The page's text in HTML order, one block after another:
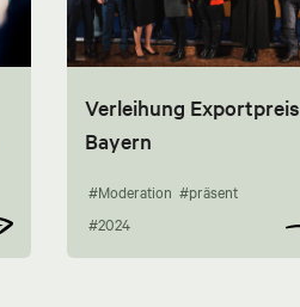
Verleihung Exportpreis
Bayern
#Moderation #präsent
#2024